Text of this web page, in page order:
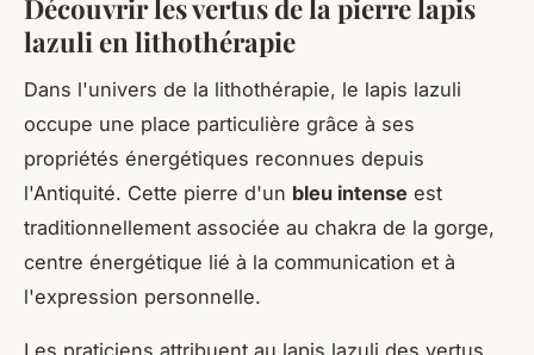
Découvrir les vertus de la pierre lapis
lazuli en lithothérapie
Dans l'univers de la lithothérapie, le lapis lazuli
occupe une place particulière grâce à ses
propriétés énergétiques reconnues depuis
l'Antiquité. Cette pierre d'un bleu intense est
traditionnellement associée au chakra de la gorge,
centre énergétique lié à la communication et à
l'expression personnelle.